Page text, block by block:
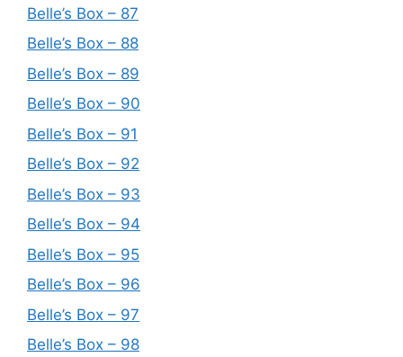
Belle’s Box – 87
Belle’s Box – 88
Belle’s Box – 89
Belle’s Box – 90
Belle’s Box – 91
Belle’s Box – 92
Belle’s Box – 93
Belle’s Box – 94
Belle’s Box – 95
Belle’s Box – 96
Belle’s Box – 97
Belle’s Box – 98